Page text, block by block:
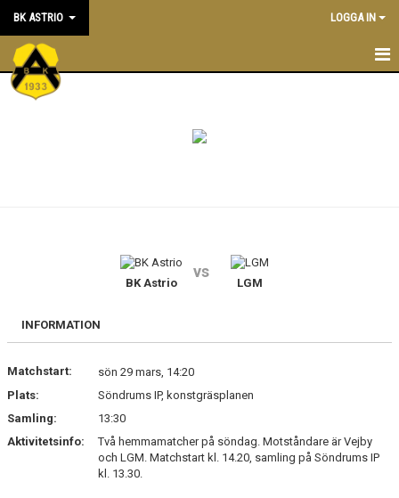
BK ASTRIO LOGGA IN
HEM
BLI MEDLEM
SÖNDRUMS IP
TRYGG I ASTRIO
BK ASTRIO LOPPIS & CAFÉ
BK Astrio
vs
LGM
INFORMATION
Matchstart:
sön 29 mars, 14:20
Plats:
Söndrums IP, konstgräsplanen
Samling:
13:30
Aktivitetsinfo:
Två hemmamatcher på söndag. Motståndare är Vejby
och LGM. Matchstart kl. 14.20, samling på Söndrums IP
kl. 13.30.